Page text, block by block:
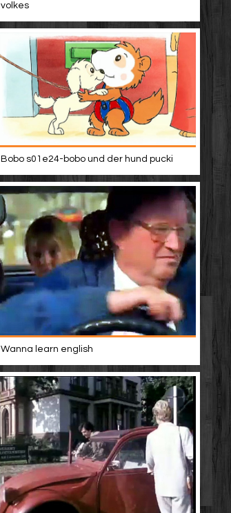
volkes
Bobo s01e24-bobo und der hund pucki
Wanna learn english